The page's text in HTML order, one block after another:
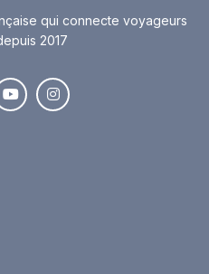
qui connecte voyageurs
2017